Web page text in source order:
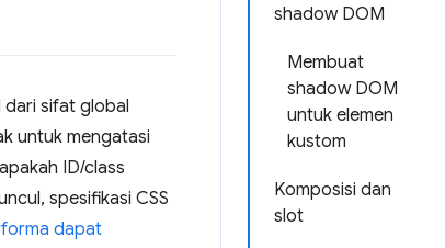
shadow DOM
Membuat
shadow DOM
untuk elemen
kustom
Komposisi dan
slot
dari sifat global
untuk mengatasi
ID/class
spesifikasi CSS
dapat